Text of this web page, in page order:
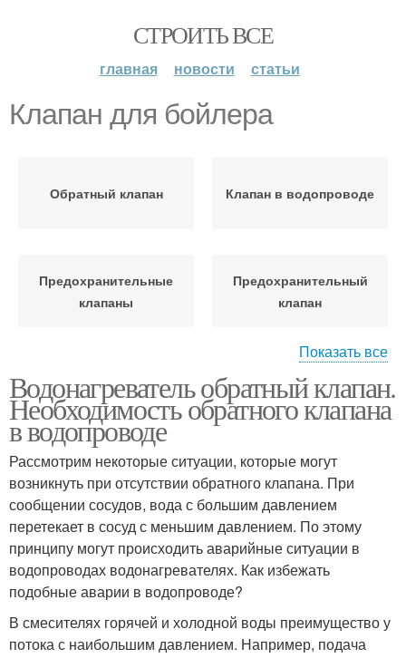
СТРОИТЬ ВСЕ
главная новости статьи
Клапан для бойлера
Обратный клапан Клапан в водопроводе
Предохранительные
клапаны
Предохранительный
клапан
водонагреватель
Клапан на бойлер
Клапан для
водонагревателя
Сливной клапан
Клапан на
водонагревателе
Клапан на
Показать все
Водонагреватель обратный клапан.
Необходимость обратного клапана
в водопроводе
Рассмотрим некоторые ситуации, которые могут
возникнуть при отсутствии обратного клапана. При
сообщении сосудов, вода с большим давлением
перетекает в сосуд с меньшим давлением. По этому
принципу могут происходить аварийные ситуации в
водопроводах водонагревателях. Как избежать
подобные аварии в водопроводе?
В смесителях горячей и холодной воды преимущество у
потока с наибольшим давлением. Например, подача